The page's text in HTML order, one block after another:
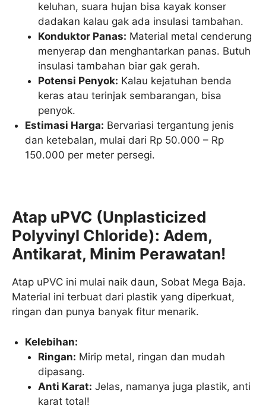
keluhan, suara hujan bisa kayak konser
dadakan kalau gak ada insulasi tambahan.
Konduktor Panas: Material metal cenderung
menyerap dan menghantarkan panas. Butuh
insulasi tambahan biar gak gerah.
Potensi Penyok: Kalau kejatuhan benda
keras atau terinjak sembarangan, bisa
penyok.
Estimasi Harga: Bervariasi tergantung jenis
dan ketebalan, mulai dari Rp 50.000 – Rp
150.000 per meter persegi.
Atap uPVC (Unplasticized
Polyvinyl Chloride): Adem,
Antikarat, Minim Perawatan!
Atap uPVC ini mulai naik daun, Sobat Mega Baja.
Material ini terbuat dari plastik yang diperkuat,
ringan dan punya banyak fitur menarik.
Kelebihan:
Ringan: Mirip metal, ringan dan mudah
dipasang.
Anti Karat: Jelas, namanya juga plastik, anti
karat total!